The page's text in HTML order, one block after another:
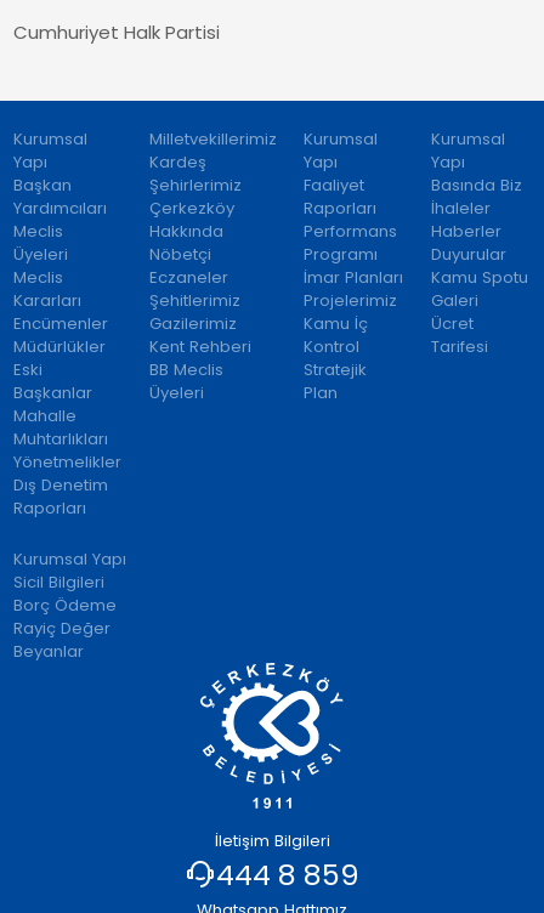
Cumhuriyet Halk Partisi
Kurumsal
Yapı
Başkan
Yardımcıları
Meclis
Üyeleri
Meclis
Kararları
Encümenler
Müdürlükler
Eski
Başkanlar
Mahalle
Muhtarlıkları
Yönetmelikler
Dış Denetim
Raporları
Milletvekillerimiz
Kardeş
Şehirlerimiz
Çerkezköy
Hakkında
Nöbetçi
Eczaneler
Şehitlerimiz
Gazilerimiz
Kent Rehberi
BB Meclis
Üyeleri
Kurumsal
Yapı
Faaliyet
Raporları
Performans
Programı
İmar Planları
Projelerimiz
Kamu İç
Kontrol
Stratejik
Plan
Kurumsal
Yapı
Basında Biz
İhaleler
Haberler
Duyurular
Kamu Spotu
Galeri
Ücret
Tarifesi
Kurumsal Yapı
Sicil Bilgileri
Borç Ödeme
Rayiç Değer
Beyanlar
İletişim Bilgileri
444 8 859